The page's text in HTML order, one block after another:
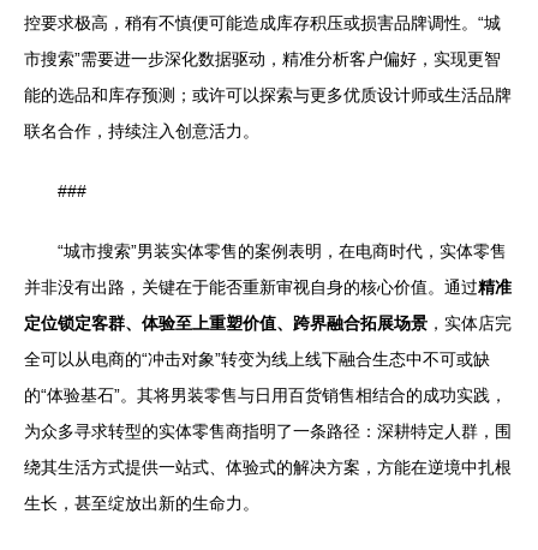
控要求极高，稍有不慎便可能造成库存积压或损害品牌调性。“城
市搜索”需要进一步深化数据驱动，精准分析客户偏好，实现更智
能的选品和库存预测；或许可以探索与更多优质设计师或生活品牌
联名合作，持续注入创意活力。
###
“城市搜索”男装实体零售的案例表明，在电商时代，实体零售
并非没有出路，关键在于能否重新审视自身的核心价值。通过精准
定位锁定客群、体验至上重塑价值、跨界融合拓展场景 ，实体店完
全可以从电商的“冲击对象”转变为线上线下融合生态中不可或缺
的“体验基石”。其将男装零售与日用百货销售相结合的成功实践，
为众多寻求转型的实体零售商指明了一条路径：深耕特定人群，围
绕其生活方式提供一站式、体验式的解决方案，方能在逆境中扎根
生长，甚至绽放出新的生命力。